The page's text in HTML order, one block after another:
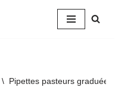
\ Pipettes pasteurs